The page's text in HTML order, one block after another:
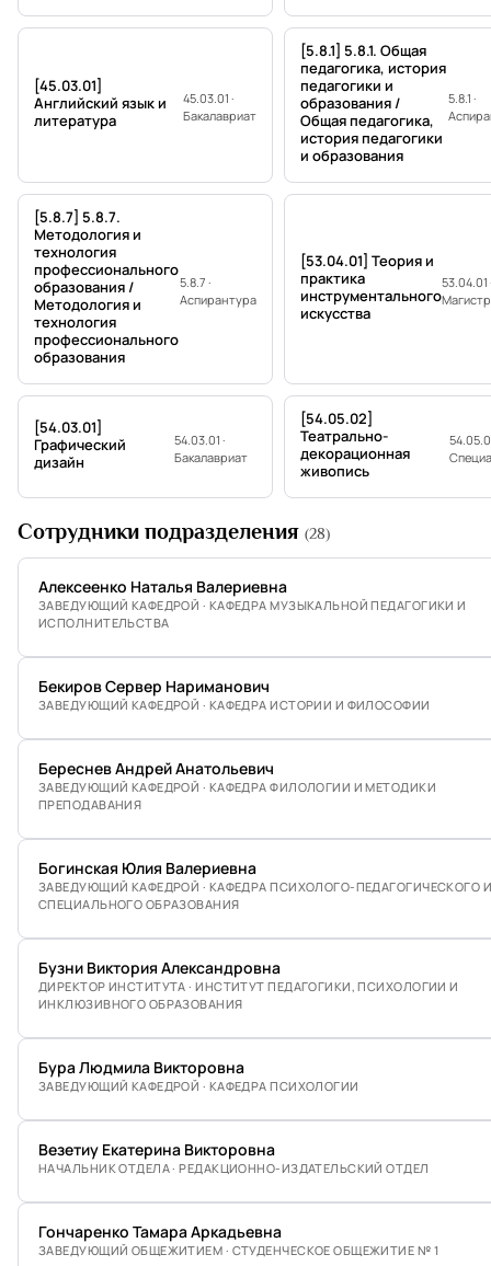
[45.03.01]
Английский язык и
литература
45.03.01 ·
Бакалавриат
[5.8.1] 5.8.1. Общая
педагогика, история
педагогики и
образования /
Общая педагогика,
история педагогики
и образования
5.8.1 ·
[5.8.7] 5.8.7.
Методология и
технология
профессионального
образования /
Методология и
технология
профессионального
образования
5.8.7 ·
Аспирантура
[53.04.01] Теория и
практика
инструментального
искусства
53.04.01 ·
[54.03.01]
Графический
дизайн
54.03.01 ·
Бакалавриат
[54.05.02]
Театрально-
декорационная
живопись
Сотрудники подразделения (28)
Алексеенко Наталья Валериевна
ЗАВЕДУЮЩИЙ КАФЕДРОЙ · КАФЕДРА МУЗЫКАЛЬНОЙ ПЕДАГОГИКИ И
ИСПОЛНИТЕЛЬСТВА
Бекиров Сервер Нариманович
ЗАВЕДУЮЩИЙ КАФЕДРОЙ · КАФЕДРА ИСТОРИИ И ФИЛОСОФИИ
Береснев Андрей Анатольевич
ЗАВЕДУЮЩИЙ КАФЕДРОЙ · КАФЕДРА ФИЛОЛОГИИ И МЕТОДИКИ
ПРЕПОДАВАНИЯ
Богинская Юлия Валериевна
ЗАВЕДУЮЩИЙ КАФЕДРОЙ · КАФЕДРА ПСИХОЛОГО-ПЕДАГОГИЧЕСКОГО
СПЕЦИАЛЬНОГО ОБРАЗОВАНИЯ
Бузни Виктория Александровна
ДИРЕКТОР ИНСТИТУТА · ИНСТИТУТ ПЕДАГОГИКИ, ПСИХОЛОГИИ И
ИНКЛЮЗИВНОГО ОБРАЗОВАНИЯ
Бура Людмила Викторовна
ЗАВЕДУЮЩИЙ КАФЕДРОЙ · КАФЕДРА ПСИХОЛОГИИ
Везетиу Екатерина Викторовна
НАЧАЛЬНИК ОТДЕЛА · РЕДАКЦИОННО-ИЗДАТЕЛЬСКИЙ ОТДЕЛ
Гончаренко Тамара Аркадьевна
ЗАВЕДУЮЩИЙ ОБЩЕЖИТИЕМ · СТУДЕНЧЕСКОЕ ОБЩЕЖИТИЕ № 1